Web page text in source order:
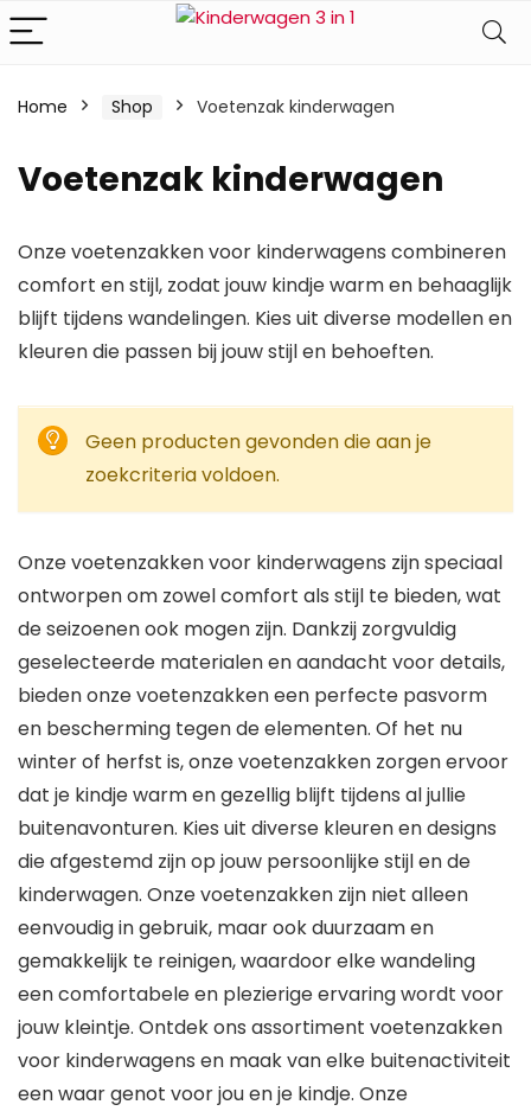
Home Shop Voetenzak kinderwagen
Voetenzak kinderwagen
Onze voetenzakken voor kinderwagens combineren
comfort en stijl, zodat jouw kindje warm en behaaglijk
blijft tijdens wandelingen. Kies uit diverse modellen en
kleuren die passen bij jouw stijl en behoeften.
Geen producten gevonden die aan je
zoekcriteria voldoen.
Onze voetenzakken voor kinderwagens zijn speciaal
ontworpen om zowel comfort als stijl te bieden, wat
de seizoenen ook mogen zijn. Dankzij zorgvuldig
geselecteerde materialen en aandacht voor details,
bieden onze voetenzakken een perfecte pasvorm
en bescherming tegen de elementen. Of het nu
winter of herfst is, onze voetenzakken zorgen ervoor
dat je kindje warm en gezellig blijft tijdens al jullie
buitenavonturen. Kies uit diverse kleuren en designs
die afgestemd zijn op jouw persoonlijke stijl en de
kinderwagen. Onze voetenzakken zijn niet alleen
eenvoudig in gebruik, maar ook duurzaam en
gemakkelijk te reinigen, waardoor elke wandeling
een comfortabele en plezierige ervaring wordt voor
jouw kleintje. Ontdek ons assortiment voetenzakken
voor kinderwagens en maak van elke buitenactiviteit
een waar genot voor jou en je kindje. Onze